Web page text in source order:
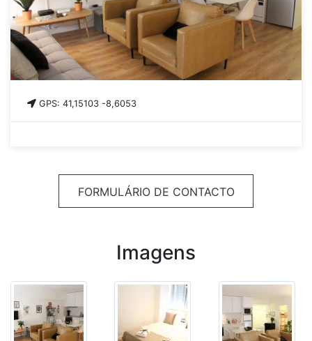
GPS: 41,15103 -8,6053
FORMULÁRIO DE CONTACTO
Imagens